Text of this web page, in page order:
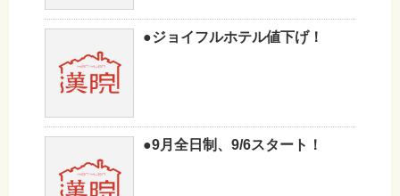
●ジョイフルホテル値下げ！
●9月全日制、9/6スタート！